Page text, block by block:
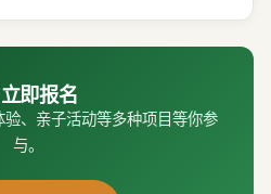
即报名
、亲子活动等多种项目等你参
与。